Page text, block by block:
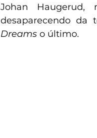
Johan
desaparecendo da
Dreams o último.